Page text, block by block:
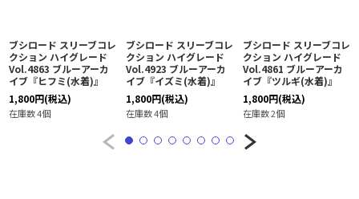
ブシロード スリーブコレ
クション ハイグレード
Vol.4863 ブルーアーカ
イブ『ヒフミ(水着)』
1,800円(税込)
在庫数 4個
ブシロード スリーブコレ
クション ハイグレード
Vol.4923 ブルーアーカ
イブ『イズミ(水着)』
1,800円(税込)
在庫数 4個
ブシロード スリーブコレ
クション ハイグレード
Vol.4861 ブルーアーカ
イブ『ツルギ(水着)』
1,800円(税込)
在庫数 2個